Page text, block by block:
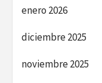
enero 2026
diciembre 2025
noviembre 2025